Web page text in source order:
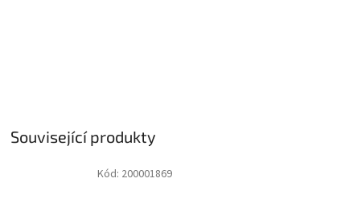
Související produkty
Kód: 200001869